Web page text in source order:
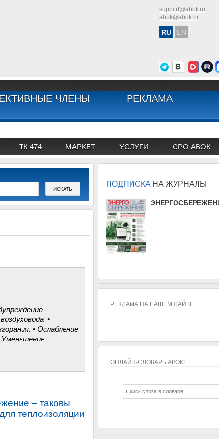
support@abok.ru
abok@abok.ru
RU EN
ЧЛЕНЫ РЕКЛАМА
ТК 474 МАРКЕТ УСЛУГИ СРО АВОК
•
• Ослабление
Уменьшение
– таковы
теплоизоляции
ПОДПИСКА НА ЖУРНАЛЫ
АВОК
РЕКЛАМА НА НАШЕМ САЙТЕ
ОНЛАЙН-СЛОВАРЬ АВОК!